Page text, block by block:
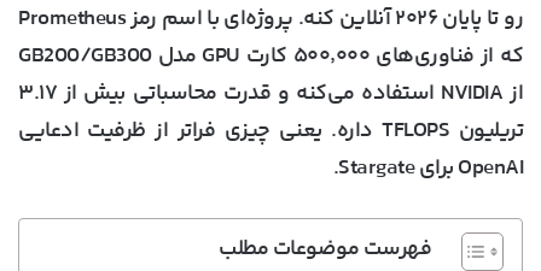
رو تا پایان ۲۰۲۶ آنلاین کنه. پروژه‌ای با اسم رمز Prometheus
که از فناوری‌های ۵۰۰٬۰۰۰ کارت GPU مدل GB200/GB300
از NVIDIA استفاده می‌کنه و قدرت محاسباتی بیش از ۳.۱۷
تریلیون TFLOPS داره. یعنی چیزی فراتر از ظرفیت ادعایی
OpenAI برای Stargate.
فهرست موضوعات مطلب